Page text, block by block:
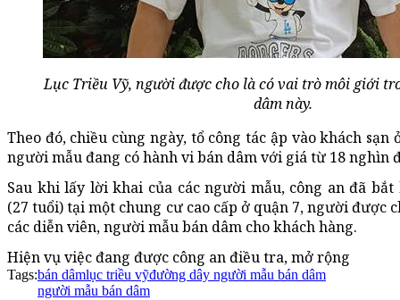
Lục Triều Vỹ, người được cho là có vai trò môi giới
dâm này.
Theo đó, chiều cùng ngày, tổ công tác ập vào khách sạn
người mẫu đang có hành vi bán dâm với giá từ 18 nghìn
Sau khi lấy lời khai của các người mẫu, công an đã
(27 tuổi) tại một chung cư cao cấp ở quận 7, người được
các diễn viên, người mẫu bán dâm cho khách hàng.
Hiện vụ việc đang được công an điều tra, mở rộng
Tags:bán dâmlục triều vỹđường dây người mẫu bán dâm
người mẫu bán dâm